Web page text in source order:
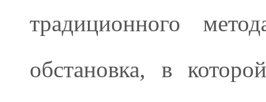
традиционного
обстановка, в